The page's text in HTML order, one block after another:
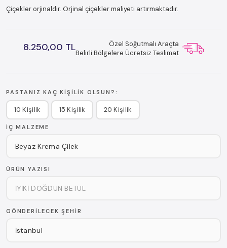
Çiçekler orjinaldir. Orjinal çiçekler maliyeti artırmaktadır.
8.250,00 TL
Özel Soğutmalı Araçta
Belirli Bölgelere Ücretsiz Teslimat
PASTANIZ KAÇ KIŞILIK OLSUN?:
10 Kişilik 15 Kişilik 20 Kişilik
İÇ MALZEME
ÜRÜN YAZISI
GÖNDERILECEK ŞEHIR